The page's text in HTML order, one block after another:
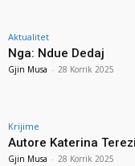
Aktualitet
Nga: Ndue Dedaj
Gjin Musa - 28 Korrik 2025
Krijime
Autore Katerina
Gjin Musa - 28 Korrik 2025